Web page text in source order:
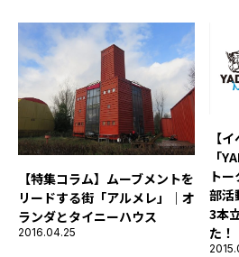
【特集コラム】ムーブメントを
リードする街「アルメレ」｜オ
ランダとタイニーハウス
2016.04.25
【
「
ト
部活
3本
た！